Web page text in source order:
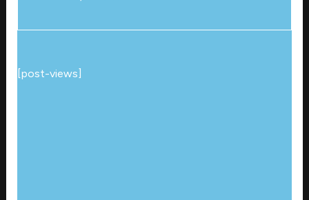
[post-views]